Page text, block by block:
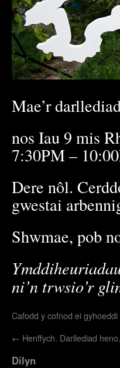
Mae’r
nos Iau 9 mis
7:30PM –
Dere nôl.
gwestai
Shwmae, pob
ni’n trwsio’r
Cafodd y cofnod ei gyhoeddi
← Henffych. Darllediad
Dilyn